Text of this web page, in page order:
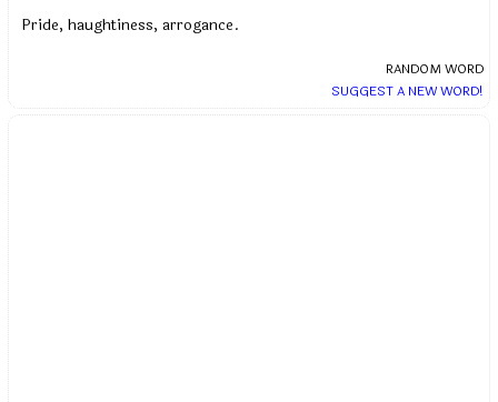
Pride, haughtiness, arrogance.
RANDOM WORD
SUGGEST A NEW WORD!